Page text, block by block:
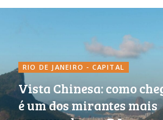
RIO DE JANEIRO - CAPITAL
Vista Chinesa: como
é um dos mirantes mais